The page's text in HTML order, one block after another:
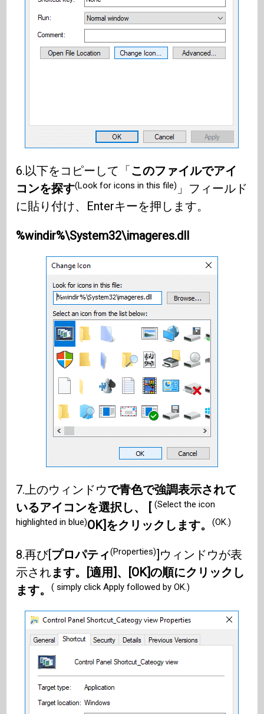
6.以下をコピーして「このファイルでアイ
コンを探す(Look for icons in this file) 」フィールド
に貼り付け、Enterキーを押します。
%windir%\System32\imageres.dll
7.上のウィンドウで青色で強調表示されて
いるアイコンを選択し、 [(Select the icon
highlighted in blue)OK]をクリックします。(OK.)
8.再び[プロパティ(Properties)]ウィンドウが表
示されます。[適用]、[OK]の順にクリックし
ます。( simply click Apply followed by OK.)